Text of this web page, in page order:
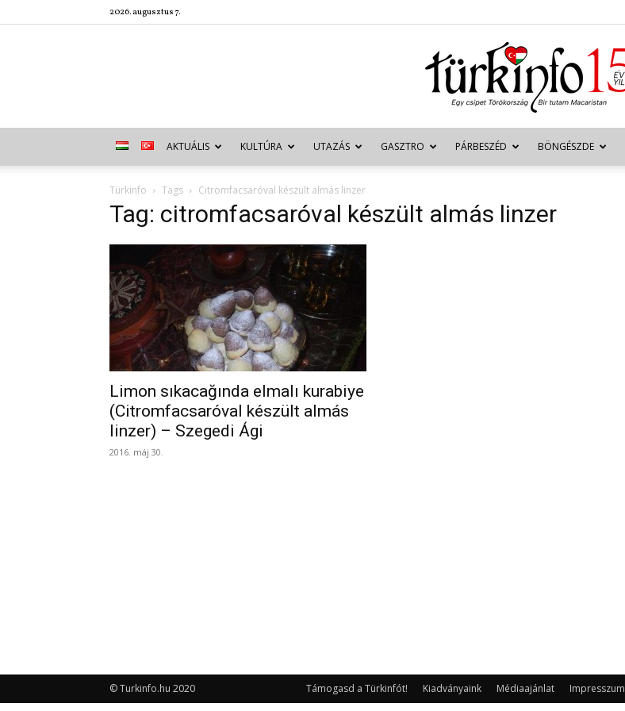
2026. augusztus 7.
Türkinfo
AKTUÁLIS KULTÚRA UTAZÁS GASZTRO PÁRBESZÉD BÖNGÉSZDE
Türkinfo Tags Citromfacsaróval készült almás linzer
Tag: citromfacsaróval készült almás linzer
Limon sıkacağında elmalı kurabiye
(Citromfacsaróval készült almás
linzer) – Szegedi Ági
2016. máj 30.
Támogasd a Türkinfót! Kiadványaink Médiaajánlat Impresszum
© Turkinfo.hu 2020